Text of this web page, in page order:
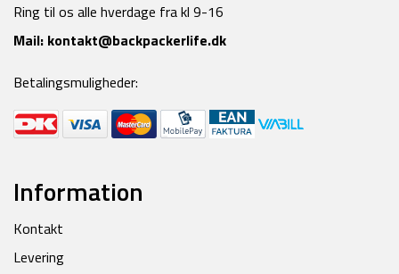
Ring til os alle hverdage fra kl 9-16
Mail: kontakt@backpackerlife.dk
Betalingsmuligheder:
Information
Kontakt
Levering